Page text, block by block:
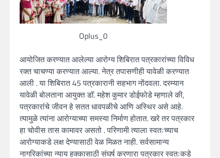
Oplus_0
आयोजित करण्यात आलेल्या आरोग्य शिबिरात पत्रकारांच्या विविध
रक्त चाचण्या करण्यात आल्या. नेत्र तपासणीही यावेळी करण्यात
आली . या शिबिरात 45 पत्रकारानी सहभाग नोंदवला. दरम्यान
यावेळी बोलताना आयुक्त डॉ. महेश कुमार डोईफोडे म्हणाले की,
पत्रकारांचे जीवन हे सतत धावपळीचे आणि अस्थिर असे आहे.
त्यामुळे त्यांना आरोग्याच्या समस्या निर्माण होतात. खरे तर पत्रकार
हा चोवीस तास कामावर असतो . परिणामी त्याला स्वतःच्याच
आरोग्याकडे लक्ष देण्यासाठी वेळ मिळत नाही. सर्वसामान्य
नागरिकांच्या न्याय हक्कासाठी संघर्ष करणारा पत्रकार स्वतःकडे